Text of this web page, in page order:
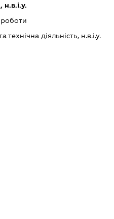
н.в.і.у.
діяльність, н.в.і.у.